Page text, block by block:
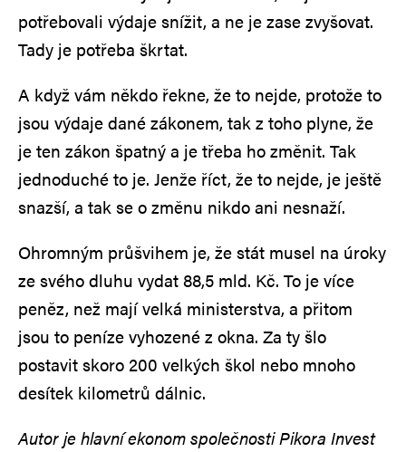
potřebovali výdaje snížit, a ne je zase zvyšovat.
Tady je potřeba škrtat.
A když vám někdo řekne, že to nejde, protože to
jsou výdaje dané zákonem, tak z toho plyne, že
je ten zákon špatný a je třeba ho změnit. Tak
jednoduché to je. Jenže říct, že to nejde, je ještě
snazší, a tak se o změnu nikdo ani nesnaží.
Ohromným průšvihem je, že stát musel na úroky
ze svého dluhu vydat 88,5 mld. Kč. To je více
peněz, než mají velká ministerstva, a přitom
jsou to peníze vyhozené z okna. Za ty šlo
postavit skoro 200 velkých škol nebo mnoho
desítek kilometrů dálnic.
Autor je hlavní ekonom společnosti Pikora Invest